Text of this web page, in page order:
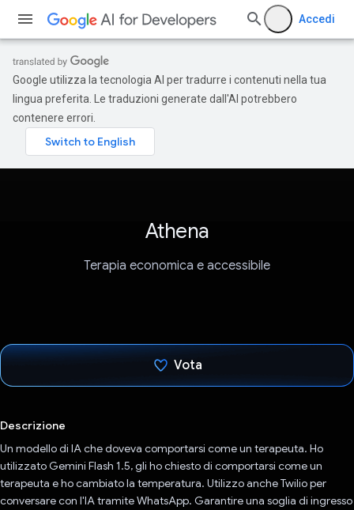
Accedi
Google utilizza la tecnologia AI per tradurre i contenuti nella tua
lingua preferita. Le traduzioni generate dall'AI potrebbero
contenere errori.
Athena
Terapia economica e accessibile
Vota
Descrizione
Un modello di IA che doveva comportarsi come un terapeuta. Ho
utilizzato Gemini Flash 1.5, gli ho chiesto di comportarsi come un
terapeuta e ho cambiato la temperatura. Utilizzo anche Twilio per
conversare con l'IA tramite WhatsApp. Garantire una soglia di ingresso